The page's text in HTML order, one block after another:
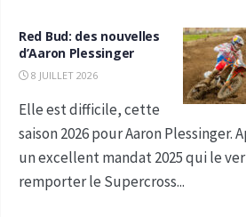
Red Bud: des nouvelles
d’Aaron Plessinger
8 JUILLET 2026
Elle est difficile, cette
saison 2026 pour Aaron Plessinger.
un excellent mandat 2025 qui le
remporter le Supercross...